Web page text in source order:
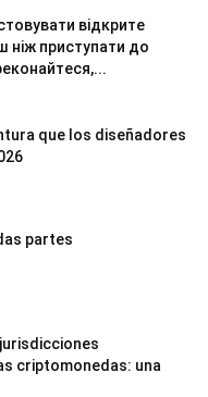
відкрите
ніж приступати до
que los diseñadores
partes
criptomonedas: una